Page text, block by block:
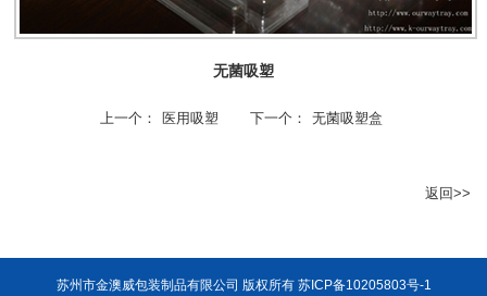
无菌吸塑
上一个： 医用吸塑 下一个： 无菌吸塑盒
返回>>
苏州市金澳威包装制品有限公司 版权所有 苏ICP备10205803号-1